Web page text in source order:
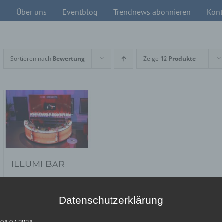
Über uns Eventblog Trendnews abonnieren
Sortieren nach Bewertung Zeige 12 Produkte
ILLUMI BAR
Datenschutzerklärung